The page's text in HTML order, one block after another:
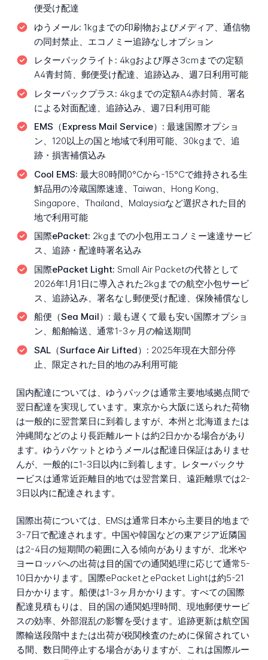
便受け配達
ゆうメール: 1kgまでの印刷物およびメディア、通信物
の同封禁止、エコノミー追跡なしオプション
レターパックライト: 4kgおよび厚さ3cmまでの定額
A4青封筒、郵便受け配達、追跡込み、週7日利用可能
レターパックプラス: 4kgまでの定額A4赤封筒、署名
による対面配達、追跡込み、週7日利用可能
EMS（Express Mail Service）: 最速国際オプショ
ン、120以上の国と地域で利用可能、30kgまで、追
跡・損害補償込み
Cool EMS: 最大80時間0°Cから-15°Cで維持される生
鮮品用の冷蔵国際速達、Taiwan、Hong Kong、
Singapore、Thailand、Malaysiaなど選択された目的
地で利用可能
国際ePacket: 2kgまでの小包用エコノミー速達サービ
ス、追跡・配達時署名込み
国際ePacket Light: Small Air Packetの代替として
2026年1月1日に導入された2kgまでの航空小包サービ
ス、追跡込み、署名なし郵便受け配達、保険補償なし
船便（Sea Mail）: 最も遅くて最も安い国際オプショ
ン、船舶輸送、通常1-3ヶ月の輸送期間
SAL（Surface Air Lifted）: 2025年現在大部分停
止、限定された目的地のみ利用可能
国内配達については、ゆうパックは通常主要地域拠点間で
翌日配達を実現しています。東京から大阪に送られた荷物
は一般的に翌営業日に到着しますが、本州と北海道または
沖縄間などのより長距離ルートは約2日かかる場合があり
ます。ゆうパケットとゆうメールは配達日保証はありませ
んが、一般的に1-3日以内に到着します。レターパックサ
ービスは通常近距離目的地では翌営業日、遠距離県では2-
3日以内に配達されます。
国際出荷については、EMSは通常日本から主要目的地まで
3-7日で配達されます。中国や韓国などの東アジア近隣国
は2-4日の短期間の範囲に入る傾向がありますが、北米や
ヨーロッパへの出荷は目的国での通関処理に応じて通常5-
10日かかります。国際ePacketとePacket Lightは約5-21
日かかります。船便は1-3ヶ月かかります。すべての国際
配達見積もりは、目的国の通関処理時間、現地郵便サービ
スの効率、外部混乱の影響を受けます。追跡更新は航空国
際輸送段階中または出荷が税関検査のために保留されてい
る間、数日間停止する場合がありますが、これは国際ルー